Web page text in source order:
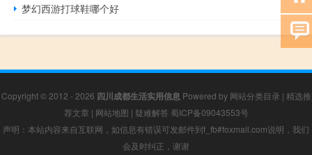
梦幻西游打球鞋哪个好
Copyright © 2012 - 2026 四川成都生活实用信息 Powered by 网站分类目录 | 精选推
荐文章 | 网站地图 | 疑难解答 蜀ICP备09043553号
声明：本站内容来自互联网，如信息有错误可发邮件到f_fb#foxmail.com说明，我们
会及时纠正，谢谢